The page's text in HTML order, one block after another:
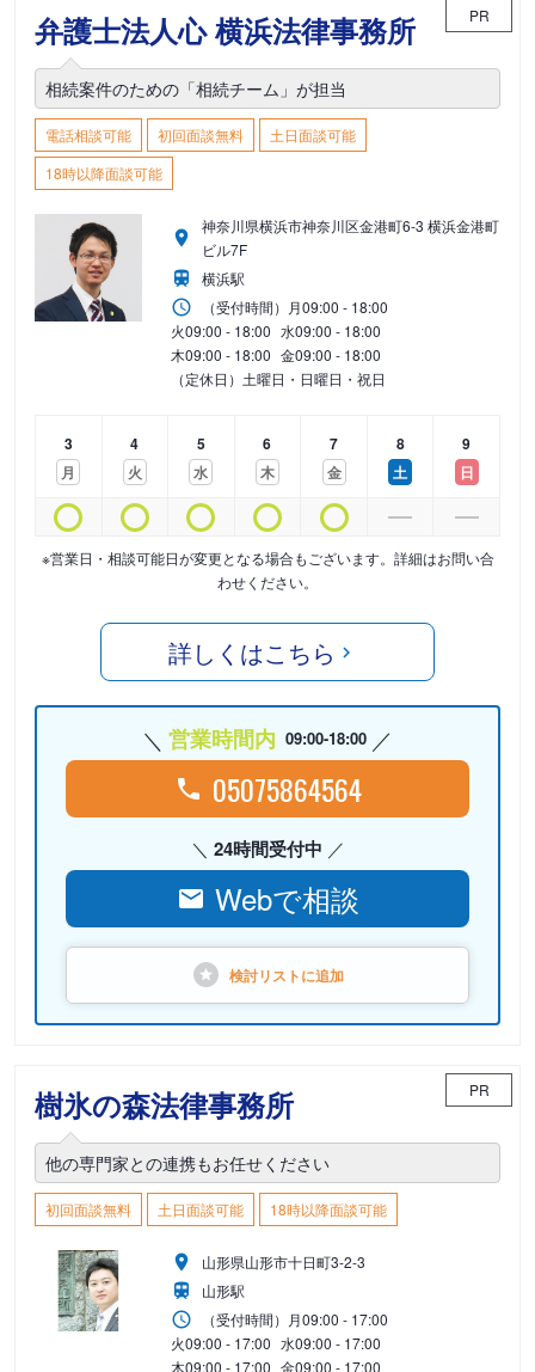
弁護士法人心 横浜法律事務所 PR
相続案件のための「相続チーム」が担当
電話相談可能 初回面談無料
土日面談可能
18時以降面談可能
神奈川県横浜市神奈川区金港町6-3 横浜金港町
ビル7F
横浜駅
（受付時間） 月09:00 - 18:00
火09:00 - 18:00 水09:00 - 18:00
木09:00 - 18:00 金09:00 - 18:00
（定休日）土曜日・日曜日・祝日
3
月
4
火
5
水
6
木
7
金
8
土
9
日
※営業日・相談可能日が変更となる場合もございます。詳細はお問い合
わせください。
詳しくはこちら
営業時間内 09:00-18:00
05075864564
24時間受付中
Webで相談
検討リストに追加
樹氷の森法律事務所 PR
他の専門家との連携もお任せください
初回面談無料 土日面談可能 18時以降面談可能
山形県山形市十日町3-2-3
山形駅
（受付時間） 月09:00 - 17:00
火09:00 - 17:00 水09:00 - 17:00
木09:00 - 17:00 金09:00 - 17:00